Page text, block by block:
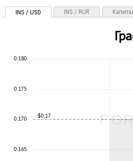
INS / USD INS / RUR
$0,17
0.165
0.170
0.175
0.180